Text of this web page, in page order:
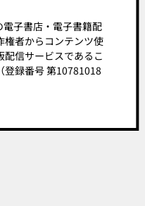
子書店・電子書籍配
権者からコンテンツ使
配信サービスであるこ
登録番号 第10781018